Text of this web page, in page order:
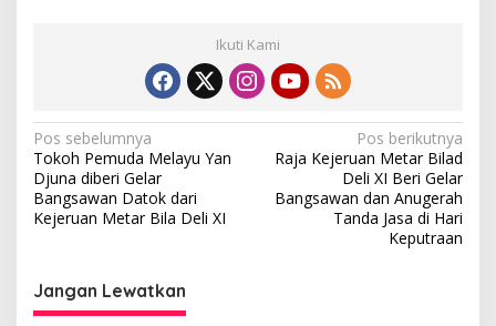
Ikuti Kami
N
a
v
a
Pos sebelumnya
Tokoh Pemuda Melayu Yan
Djuna diberi Gelar
Bangsawan Datok dari
Kejeruan Metar Bila Deli XI
Pos berikutnya
Raja Kejeruan Metar Bilad
Deli XI Beri Gelar
Bangsawan dan Anugerah
Tanda Jasa di Hari
Keputraan
Jangan Lewatkan